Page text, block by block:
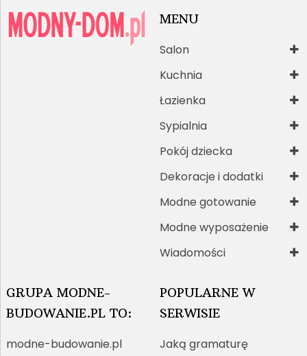
MENU
Salon
Kuchnia
Łazienka
Sypialnia
Pokój dziecka
Dekoracje i dodatki
Modne gotowanie
Modne wyposażenie
Wiadomości
GRUPA MODNE-
BUDOWANIE.PL TO:
modne-budowanie.pl
POPULARNE W
SERWISIE
Jaką gramaturę